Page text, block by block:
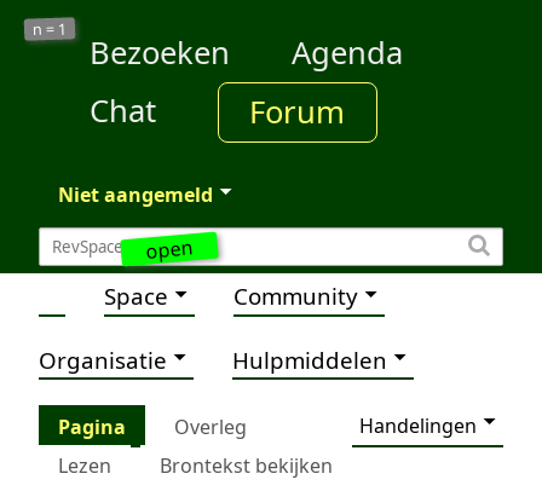
open
n = 1
Bezoeken
Agenda
Chat
Forum
Niet aangemeld
Space Community
Organisatie Hulpmiddelen
Pagina Overleg
Handelingen
Lezen
Brontekst bekijken